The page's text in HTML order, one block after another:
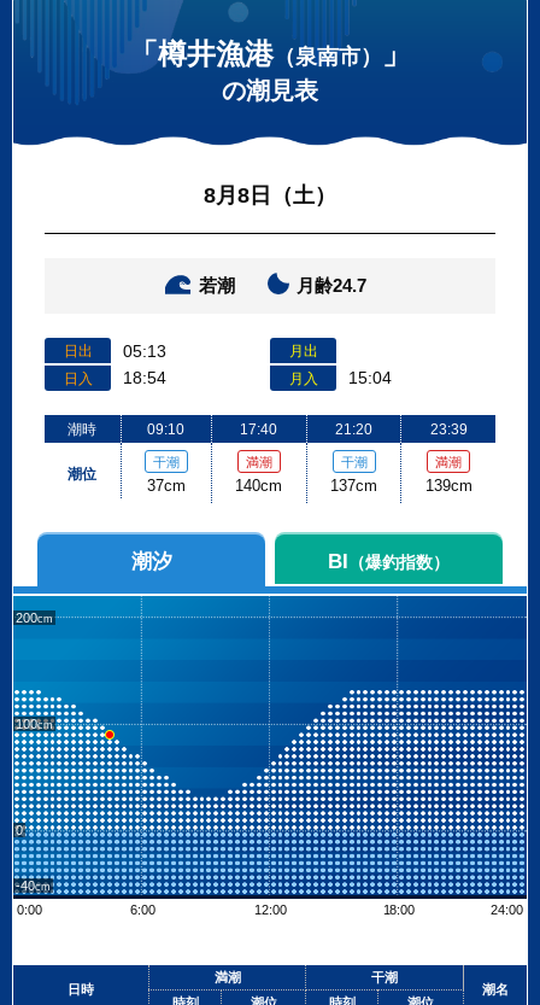
「樽井漁港（泉南市） 」
の潮見表
8月8日（土）
若潮 月齢24.7
日出 05:13
日入 18:54
月出
月入
15:04
潮時
潮位
09:10
干潮
37cm
17:40
満潮
140cm
21:20
干潮
137cm
23:39
満潮
139cm
潮汐 BI （爆釣指数）
200
100
0
-40
0:00
6:00 12:00 18:00 24:00
+
日時
満潮
干潮
潮名